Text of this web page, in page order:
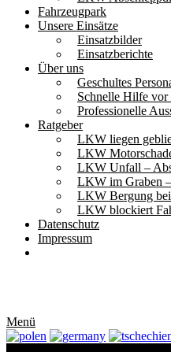
Fahrzeugpark
Unsere Einsätze
Einsatzbilder
Einsatzberichte
Über uns
Geschultes
Schnelle Hilfe vor
Professionelle
Ratgeber
LKW liegen
LKW
LKW Unfall –
LKW im Graben
LKW Bergung
LKW blockiert
Datenschutz
Impressum
Menü